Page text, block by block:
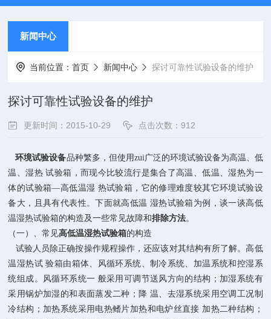
新闻中心
当前位置：首页 新闻中心 探讨可靠性试验设备的维护
探讨可靠性试验设备的维护
更新时间：2015-10-29 点击次数：912
环境试验设备品种繁多，但使用zui广泛的环境试验设备为高温、低
温、湿热 试验箱，而现今比较流行是集合了高温、低温、湿热为一
体的试验箱—高低温湿 热试验箱，它的修理难度较其它环境试验设
备大，且具有代表性。下面就高低温 湿热试验箱为例，谈一谈高低
温湿热试验箱的构造及一些常见故障和排除方法。
（一）、常见高低温湿热试验箱的构造
试验人员除正确按操作规程操作，还应该对其结构有所了解。高低
温湿热试 验箱由箱体、风循环系统、制冷系统、加温系统和控湿系
统组成。风循环系统一 般采用可调节送风方向的结构；加湿系统有
采用锅炉加湿的和表面蒸发二种；降 温、去湿系统采用空调工况制
冷结构；加热系统采用电热鳍片加热和电炉丝直接 加热二种结构；